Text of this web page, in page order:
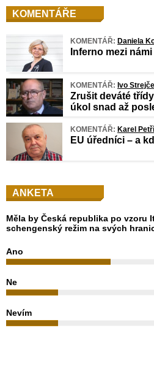
KOMENTÁŘE
KOMENTÁŘ: Daniela
Inferno mezi námi
KOMENTÁŘ: Ivo
Zrušit deváté
úkol snad až
KOMENTÁŘ: Karel
EU úředníci – a
ANKETA
Měla by Česká republika po vzoru
schengenský režim na svých
Ano
Ne
Nevím